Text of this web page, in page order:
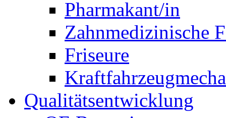
Pharmakant/in
Zahnmedizinische
Friseure
Qualitätsentwicklung